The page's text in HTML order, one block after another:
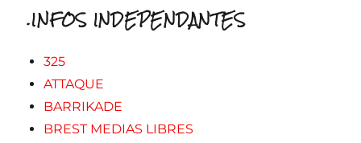
.INFOS INDEPENDANTES
325
ATTAQUE
BARRIKADE
BREST MEDIAS LIBRES